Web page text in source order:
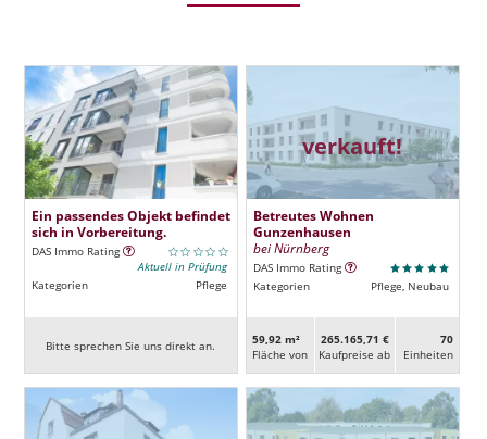
Ein passendes Objekt befindet
sich in Vorbereitung.
DAS Immo Rating
Aktuell in Prüfung
Kategorien
Pflege
Bitte sprechen Sie uns direkt an.
verkauft!
Betreutes Wohnen
Gunzenhausen
bei Nürnberg
DAS Immo Rating
Kategorien
Pflege, Neubau
59,92 m²
Fläche von
265.165,71 €
Kaufpreise ab
70
Ein­heiten